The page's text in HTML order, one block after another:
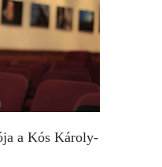
a Kós Károly-